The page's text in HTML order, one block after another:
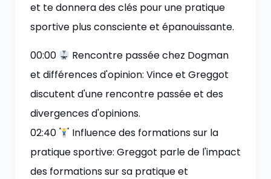
et te donnera des clés pour une pratique
sportive plus consciente et épanouissante.
00:00
Rencontre passée chez Dogman
et différences d'opinion: Vince et Greggot
discutent d'une rencontre passée et des
divergences d'opinions.
02:40
Influence des formations sur la
pratique sportive: Greggot parle de l'impact
des formations sur sa pratique et